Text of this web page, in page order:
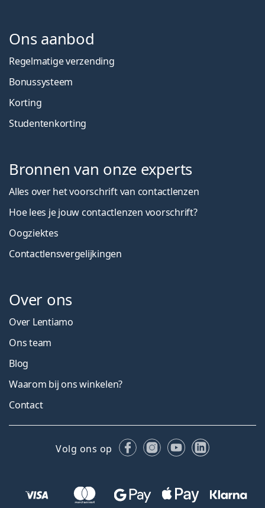
Ons aanbod
Regelmatige verzending
Bonussysteem
Korting
Studentenkorting
Bronnen van onze experts
Alles over het voorschrift van contactlenzen
Hoe lees je jouw contactlenzen voorschrift?
Oogziektes
Contactlensvergelijkingen
Over ons
Over Lentiamo
Ons team
Blog
Waarom bij ons winkelen?
Contact
Volg ons op FacebookInstagram
YouTubeLinkedIn